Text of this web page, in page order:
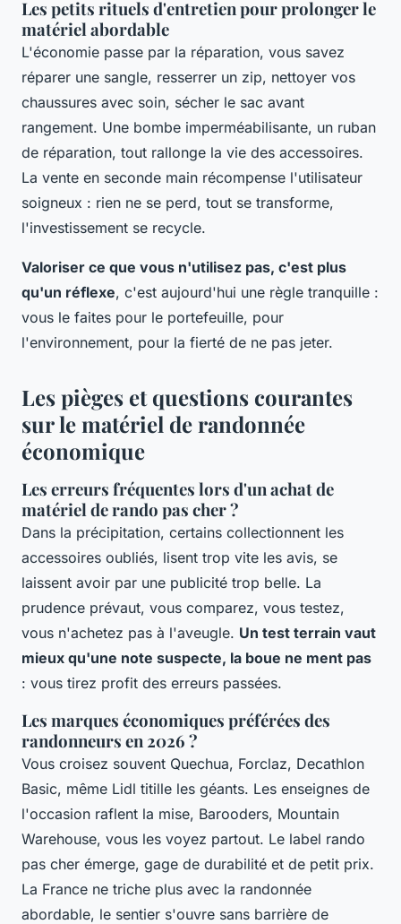
Les petits rituels d'entretien pour prolonger le
matériel abordable
L'économie passe par la réparation, vous savez
réparer une sangle, resserrer un zip, nettoyer vos
chaussures avec soin, sécher le sac avant
rangement. Une bombe imperméabilisante, un ruban
de réparation, tout rallonge la vie des accessoires.
La vente en seconde main récompense l'utilisateur
soigneux : rien ne se perd, tout se transforme,
l'investissement se recycle.
Valoriser ce que vous n'utilisez pas, c'est plus
qu'un réflexe, c'est aujourd'hui une règle tranquille :
vous le faites pour le portefeuille, pour
l'environnement, pour la fierté de ne pas jeter.
Les pièges et questions courantes
sur le matériel de randonnée
économique
Les erreurs fréquentes lors d'un achat de
matériel de rando pas cher ?
Dans la précipitation, certains collectionnent les
accessoires oubliés, lisent trop vite les avis, se
laissent avoir par une publicité trop belle. La
prudence prévaut, vous comparez, vous testez,
vous n'achetez pas à l'aveugle. Un test terrain vaut
mieux qu'une note suspecte, la boue ne ment pas
: vous tirez profit des erreurs passées.
Les marques économiques préférées des
randonneurs en 2026 ?
Vous croisez souvent Quechua, Forclaz, Decathlon
Basic, même Lidl titille les géants. Les enseignes de
l'occasion raflent la mise, Barooders, Mountain
Warehouse, vous les voyez partout. Le label rando
pas cher émerge, gage de durabilité et de petit prix.
La France ne triche plus avec la randonnée
abordable, le sentier s'ouvre sans barrière de